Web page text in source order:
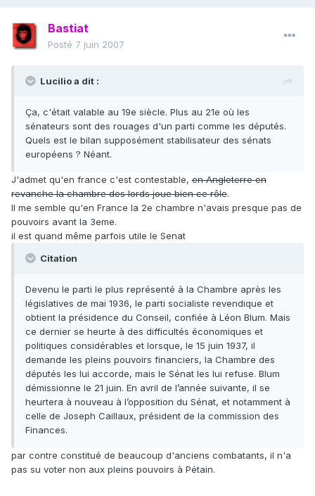
Bastiat
Posté 7 juin 2007
Lucilio a dit :
Ça, c'était valable au 19e siècle. Plus au 21e où les
sénateurs sont des rouages d'un parti comme les députés.
Quels est le bilan supposément stabilisateur des sénats
européens ? Néant.
J'admet qu'en france c'est contestable, en Angleterre en
revanche la chambre des lords joue bien ce rôle.
Il me semble qu'en France la 2e chambre n'avais presque pas de
pouvoirs avant la 3eme.
il est quand même parfois utile le Senat
Citation
Devenu le parti le plus représenté à la Chambre après les
législatives de mai 1936, le parti socialiste revendique et
obtient la présidence du Conseil, confiée à Léon Blum. Mais
ce dernier se heurte à des difficultés économiques et
politiques considérables et lorsque, le 15 juin 1937, il
demande les pleins pouvoirs financiers, la Chambre des
députés les lui accorde, mais le Sénat les lui refuse. Blum
démissionne le 21 juin. En avril de l’année suivante, il se
heurtera à nouveau à l’opposition du Sénat, et notamment à
celle de Joseph Caillaux, président de la commission des
Finances.
par contre constitué de beaucoup d'anciens combatants, il n'a
pas su voter non aux pleins pouvoirs à Pétain.